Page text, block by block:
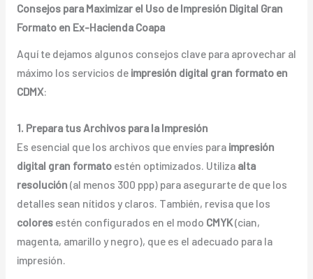
Consejos para Maximizar el Uso de Impresión Digital Gran
Formato en Ex-Hacienda Coapa
Aquí te dejamos algunos consejos clave para aprovechar al
máximo los servicios de impresión digital gran formato en
CDMX:
1. Prepara tus Archivos para la Impresión
Es esencial que los archivos que envíes para impresión
digital gran formatoestén optimizados. Utiliza alta
resolución (al menos 300 ppp) para asegurarte de que los
detalles sean nítidos y claros. También, revisa que los
coloresestén configurados en el modo CMYK(cian,
magenta, amarillo y negro), que es el adecuado para la
impresión.